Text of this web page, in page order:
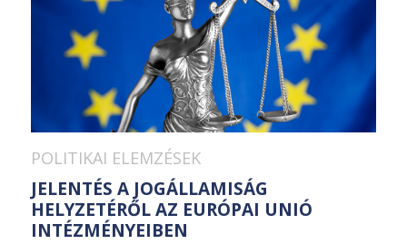
POLITIKAI ELEMZÉSEK
JELENTÉS A JOGÁLLAMISÁG
HELYZETÉRŐL AZ EURÓPAI UNIÓ
INTÉZMÉNYEIBEN